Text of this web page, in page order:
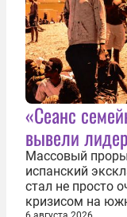
«Сеанс
вывели
Массовый
испанский
стал не просто
кризисом на